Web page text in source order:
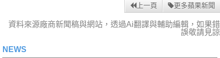
上一頁 更多蘋果新聞
資料來源廠商新聞稿與網站，透過Ai翻譯與輔助編輯，如果錯
誤敬請見諒
NEWS